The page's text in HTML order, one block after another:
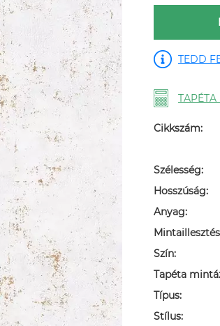
TEDD
Cikkszám:
Szélesség:
Hosszúság:
Anyag:
Szín:
Tapéta
Típus:
Stílus: